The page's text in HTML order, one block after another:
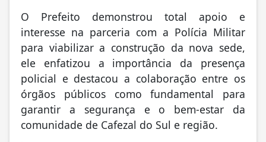
O Prefeito demonstrou total apoio e
interesse na parceria com a Polícia Militar
para viabilizar a construção da nova sede,
ele enfatizou a importância da presença
policial e destacou a colaboração entre os
órgãos públicos como fundamental para
garantir a segurança e o bem-estar da
comunidade de Cafezal do Sul e região.